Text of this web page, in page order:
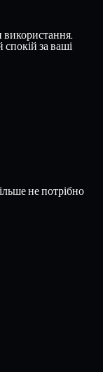
за ваші
не потрібно